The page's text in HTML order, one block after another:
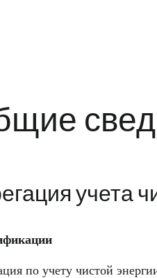
учета
по учету чистой